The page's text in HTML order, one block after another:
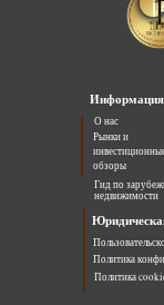
Информация
Гид по
недвижимости
О нас
Политика
Политика
Рынки и
обзоры